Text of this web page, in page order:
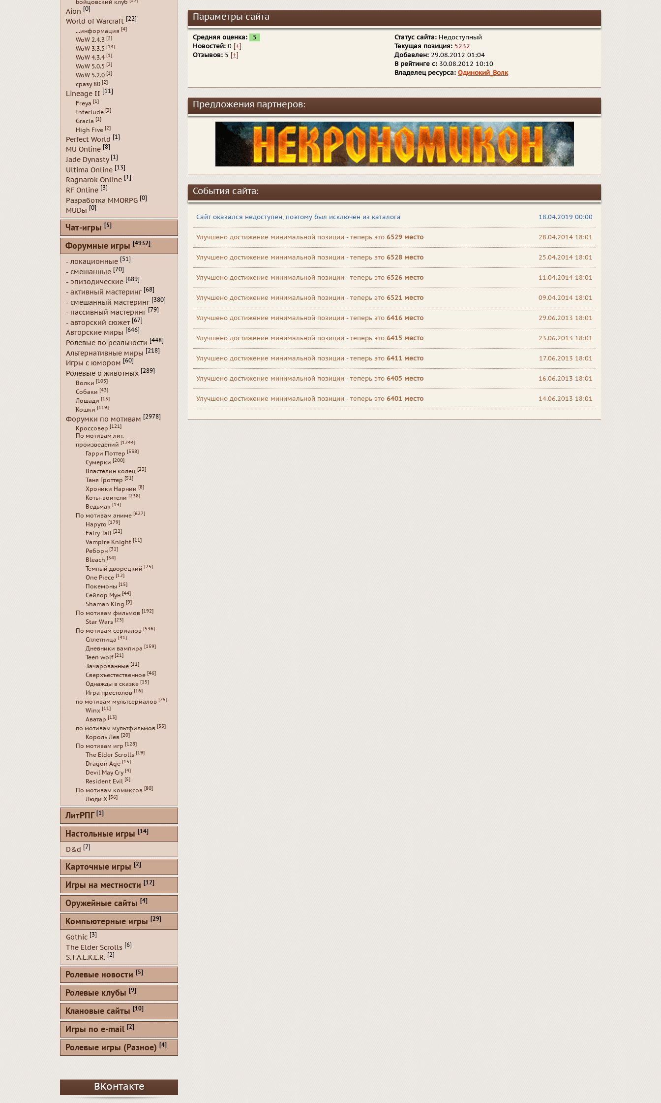
Параметры сайта
Средняя оценка:
5
Новостей: 0 [+]
Отзывов: 5 [+]
Статус сайта: Недоступный
Текущая позиция: 5232
Добавлен: 29.08.2012 01:04
В рейтинге с: 30.08.2012 10:10
Владелец ресурса: Одинокий_Волк
Предложения партнеров:
События сайта:
18.04.2019 00:00
Сайт оказался недоступен, поэтому был исключен из каталога
28.04.2014 18:01
Улучшено достижение минимальной позиции - теперь это 6529 место
25.04.2014 18:01
Улучшено достижение минимальной позиции - теперь это 6528 место
11.04.2014 18:01
Улучшено достижение минимальной позиции - теперь это 6526 место
09.04.2014 18:01
Улучшено достижение минимальной позиции - теперь это 6521 место
29.06.2013 18:01
Улучшено достижение минимальной позиции - теперь это 6416 место
23.06.2013 18:01
Улучшено достижение минимальной позиции - теперь это 6415 место
17.06.2013 18:01
Улучшено достижение минимальной позиции - теперь это 6411 место
16.06.2013 18:01
Улучшено достижение минимальной позиции - теперь это 6405 место
14.06.2013 18:01
Улучшено достижение минимальной позиции - теперь это 6401 место
Бойцовский клуб
Aion [0]
World of Warcraft [22]
...информация [4]
WoW 2.4.3 [2]
WoW 3.3.5 [14]
WoW 4.3.4 [1]
WoW 5.0.5 [2]
WoW 5.2.0 [1]
сразу 80 [2]
Lineage II [11]
Freya [1]
Interlude [3]
Gracia [1]
High Five [2]
Perfect World [1]
MU Online [8]
Jade Dynasty [1]
Ultima Online [13]
Ragnarok Online [1]
RF Online [3]
Разработка MMORPG [0]
MUDы [0]
Чат-игры [5]
Форумные игры [4932]
- локационные [51]
- смешанные [70]
- эпизодические [689]
- активный мастеринг [68]
- смешанный мастеринг [380]
- пассивный мастеринг [79]
- авторский сюжет [67]
Авторские миры [646]
Ролевые по реальности [448]
Альтернативные миры [218]
Игры с юмором [60]
Ролевые о животных [289]
Волки [103]
Собаки [43]
Лошади [15]
Кошки [119]
Форумки по мотивам [2978]
Кроссовер [121]
По мотивам лит.
произведений [1244]
Гарри Поттер [538]
Сумерки [200]
Властелин колец [23]
Таня Гроттер [51]
Хроники Нарнии [8]
Коты-воители [238]
Ведьмак [13]
По мотивам аниме [627]
Наруто [179]
Fairy Tail [22]
Vampire Knight [11]
Реборн [31]
Bleach [54]
Темный дворецкий [25]
One Piece [12]
Покемоны [15]
Сейлор Мун [44]
Shaman King [9]
По мотивам фильмов [192]
Star Wars [23]
По мотивам сериалов [536]
Сплетница [41]
Дневники вампира [159]
Teen wolf [21]
Зачарованные [11]
Сверхъестественное [46]
Однажды в сказке [15]
Игра престолов [16]
по мотивам мультсериалов [75]
Winx [11]
Аватар [13]
по мотивам мультфильмов [35]
Король Лев [20]
По мотивам игр [128]
The Elder Scrolls [19]
Dragon Age [15]
Devil May Cry [4]
Resident Evil [5]
По мотивам комиксов [80]
Люди Х [56]
ЛитРПГ [1]
Настольные игры [14]
D&d [7]
Карточные игры [2]
Игры на местности [12]
Оружейные сайты [4]
Компьютерные игры [29]
Gothic [3]
The Elder Scrolls [6]
S.T.A.L.K.E.R. [2]
Ролевые новости [5]
Ролевые клубы [9]
Клановые сайты [10]
Игры по e-mail [2]
Ролевые игры (Разное) [4]
ВКонтакте